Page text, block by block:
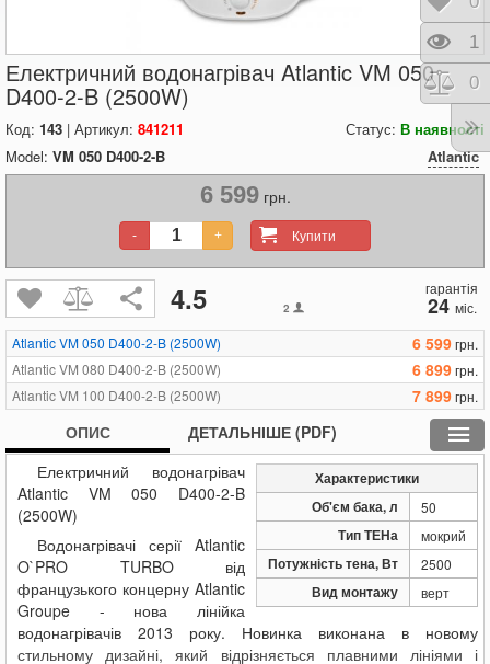
Електричний водонагрівач Atlantic VM 050
D400-2-B (2500W)
Код: 143 | Артикул: 841211 Статус: В наявності
Model: VM 050 D400-2-B Atlantic
6 599грн.
Купити
- +
4.5 2
гарантія
24 міс.
Atlantic VM 050 D400-2-B (2500W)
6 599грн.
Atlantic VM 080 D400-2-B (2500W)
6 899грн.
Atlantic VM 100 D400-2-B (2500W)
7 899грн.
ОПИС ДЕТАЛЬНІШЕ (PDF)
Характеристики
Об'єм бака, л
50
Тип ТЕНа мокрий
Потужність тена, Вт 2500
Вид монтажу верт
Електричний водонагрівач
Atlantic VM 050 D400-2-B
(2500W)
Водонагрівачі серії Atlantic
O`PRO TURBO від
французького концерну Atlantic
Groupe - нова лінійка
водонагрівачів 2013 року. Новинка виконана в новому
стильному дизайні, який відрізняється плавними лініями і
1
0